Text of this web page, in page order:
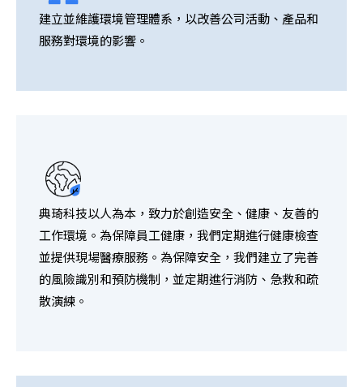
建立並維護環境管理體系，以改善公司活動、產品和
服務對環境的影響。
典琦科技以人為本，致力於創造安全、健康、友善的
工作環境。為保障員工健康，我們定期進行健康檢查
並提供現場醫療服務。為保障安全，我們建立了完善
的風險識別和預防機制，並定期進行消防、急救和疏
散演練。